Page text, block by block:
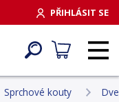
PŘIHLÁSIT SE
Sprchové kouty